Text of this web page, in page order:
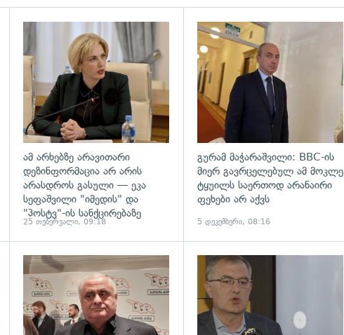
გადახედვა
ამ არხებზე არავითარი
დეზინფორმაცია არ არის
არასდროს გასული — ეკა
სეფაშვილი "იმედის" და
"პოსტვ"-ის სანქცირებაზე
25 თებერვალი, 09:18
გურამ მაჭარაშვილი: BBC-ის
მიერ გავრცელებულ ამ მოკლე
ტყუილს საერთოდ არანაირი
ფეხები არ აქვს
5 დეკემბერი, 08:16
გადახედვა გადახედვა